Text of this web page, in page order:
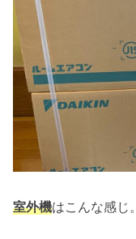
室外機はこんな感じ。